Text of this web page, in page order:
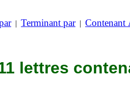
| Terminant par| Contenant
lettres